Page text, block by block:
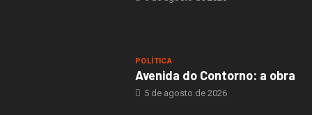
POLÍTICA
Avenida do Contorno: a obra
5 de agosto de 2026